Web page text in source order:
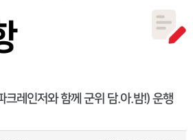
크레인저와 함께 군위 담.아.밤!) 운행